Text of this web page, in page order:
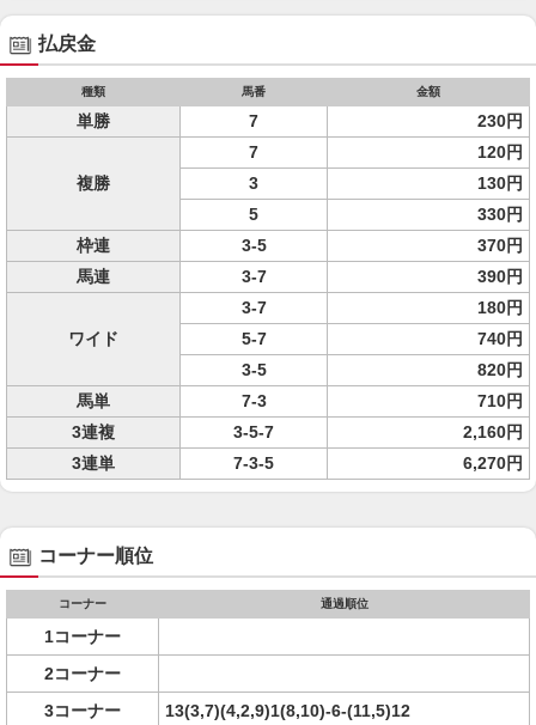
払戻金
種類 馬番 金額
単勝 7 230円
複勝
7
120円
3
130円
5
330円
枠連
3-5
370円
馬連
3-7 390円
ワイド
3-7
180円
5-7
740円
3-5
820円
馬単
7-3
710円
3連複
3-5-7
2,160円
3連単
7-3-5 6,270円
コーナー順位
コーナー 通過順位
1コーナー
2コーナー
3コーナー
13(3,7)(4,2,9)1(8,10)-6-(11,5)12